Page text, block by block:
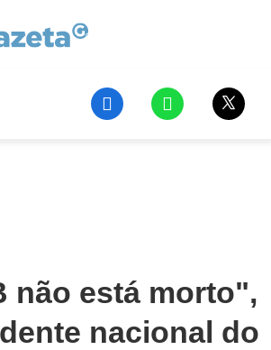
não está morto",
nacional do